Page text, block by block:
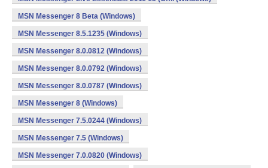
MSN Messenger 8 Beta (Windows)
MSN Messenger 8.5.1235 (Windows)
MSN Messenger 8.0.0812 (Windows)
MSN Messenger 8.0.0792 (Windows)
MSN Messenger 8.0.0787 (Windows)
MSN Messenger 8 (Windows)
MSN Messenger 7.5.0244 (Windows)
MSN Messenger 7.5 (Windows)
MSN Messenger 7.0.0820 (Windows)